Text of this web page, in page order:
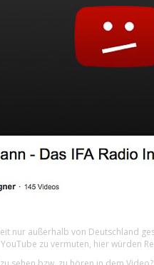
nur außerhalb von Deutschland
zu vermuten, hier würden